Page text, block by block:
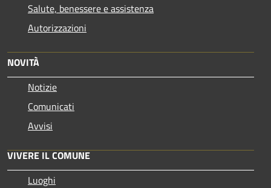
Salute, benessere e assistenza
Autorizzazioni
NOVITÀ
Notizie
Comunicati
Avvisi
VIVERE IL COMUNE
Luoghi